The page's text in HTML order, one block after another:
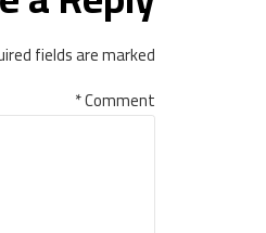
fields are marked *
Comment
*